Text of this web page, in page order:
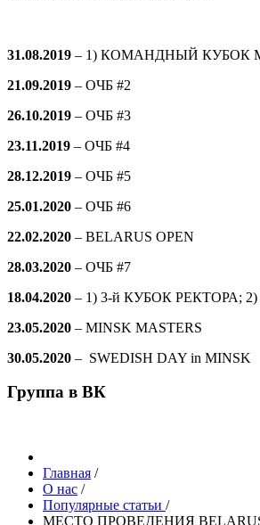
31.08.2019 – 1) КОМАНДНЫЙ КУБОК
21.09.2019 – ОЧБ #2
26.10.2019 – ОЧБ #3
23.11.2019 – ОЧБ #4
28.12.2019 – ОЧБ #5
25.01.2020 – ОЧБ #6
22.02.2020 – BELARUS OPEN
28.03.2020 – ОЧБ #7
18.04.2020 – 1) 3-й КУБОК РЕКТОРА; 2)
23.05.2020 – MINSK MASTERS
30.05.2020 – SWEDISH DAY in MINSK
Группа в ВК
Главная /
О нас /
Популярные статьи /
МЕСТО ПРОВЕДЕНИЯ BELARUS